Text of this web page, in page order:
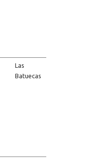
Las
Batuecas